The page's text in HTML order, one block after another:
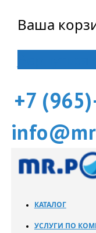
Ваша
+7
КАТАЛОГ
УСЛУГИ ПО